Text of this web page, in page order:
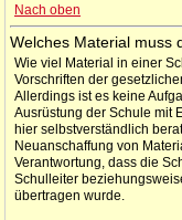
Nach oben
Welches Material muss
Wie viel Material in einer
Vorschriften der
Allerdings ist es keine
Ausrüstung der Schule mit
hier selbstverständlich
Neuanschaffung von
Verantwortung, dass die
Schulleiter
übertragen wurde.